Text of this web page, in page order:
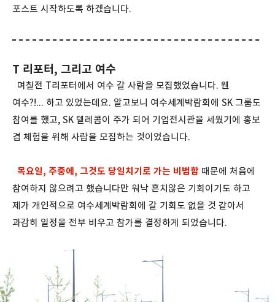
포스트 시작하도록 하겠습니다.
T 리포터, 그리고 여수
며칠전 T리포터에서 여수 갈 사람을 모집했었습니다. 웬
여수?!... 하고 있었는데요. 알고보니 여수세계박람회에 SK 그룹도
참여를 했고, SK 텔레콤이 주가 되어 기업전시관을 세웠기에 홍보
겸 체험을 위해 사람을 모집하는 것이었습니다.
목요일, 주중에, 그것도 당일치기로 가는 비범함 때문에 처음에
참여하지 않으려고 했습니다만 워낙 흔치않은 기회이기도 하고
제가 개인적으로 여수세계박람회에 갈 기회도 없을 것 같아서
과감히 일정을 전부 비우고 참가를 결정하게 되었습니다.